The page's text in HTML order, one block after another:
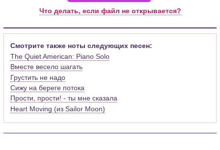
Что делать, если файл не открывается?
Смотрите также ноты следующих песен:
The Quiet American: Piano Solo
Вместе весело шагать
Грустить не надо
Сижу на береге потока
Прости, прости! - ты мне сказала
Heart Moving (из Sailor Moon)